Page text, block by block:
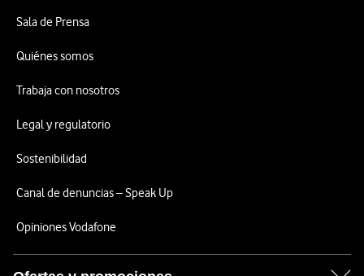
Sala de Prensa
Quiénes somos
Trabaja con nosotros
Legal y regulatorio
Sostenibilidad
Canal de denuncias – Speak Up
Opiniones Vodafone